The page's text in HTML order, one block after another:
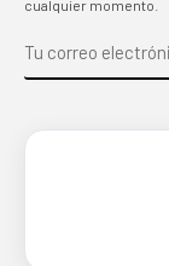
cualquier momento.